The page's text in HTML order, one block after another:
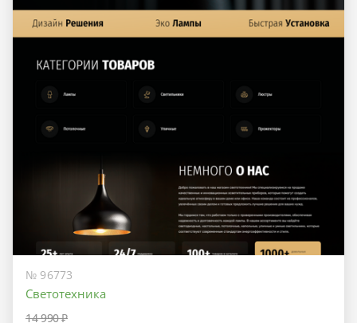
№ 96773
Светотехника
14 990 ₽